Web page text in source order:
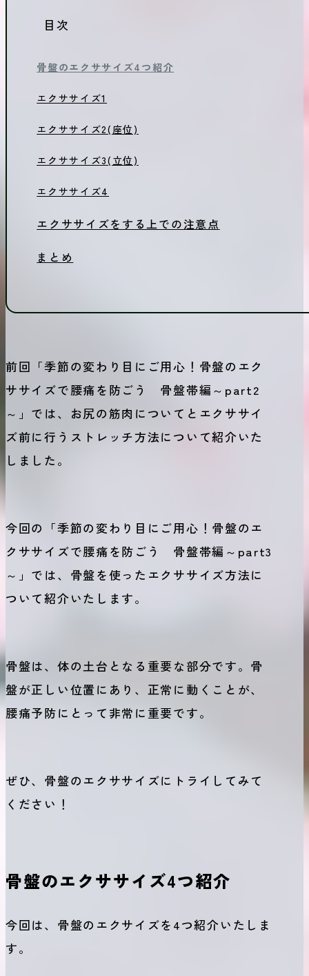
目次
骨盤のエクササイズ4つ紹介
エクササイズ1
エクササイズ2(座位)
エクササイズ3(立位)
エクササイズ4
エクササイズをする上での注意点
まとめ
前回「季節の変わり目にご用心！骨盤のエク
ササイズで腰痛を防ごう 骨盤帯編～part2
～」では、お尻の筋肉についてとエクササイ
ズ前に行うストレッチ方法について紹介いた
しました。
今回の「季節の変わり目にご用心！骨盤のエ
クササイズで腰痛を防ごう 骨盤帯編～part3
～」では、骨盤を使ったエクササイズ方法に
ついて紹介いたします。
骨盤は、体の土台となる重要な部分です。骨
盤が正しい位置にあり、正常に動くことが、
腰痛予防にとって非常に重要です。
ぜひ、骨盤のエクササイズにトライしてみて
ください！
骨盤のエクササイズ4つ紹介
今回は、骨盤のエクサイズを4つ紹介いたしま
す。